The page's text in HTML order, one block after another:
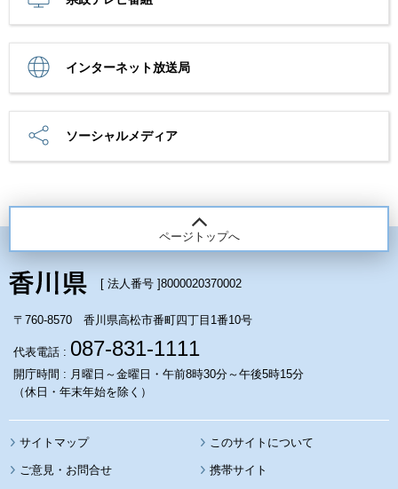
インターネット放送局
ソーシャルメディア
ページトップへ
[ 法人番号 ]8000020370002
〒760-8570 香川県高松市番町四丁目1番10号
代表電話 : 087-831-1111
開庁時間 : 月曜日～金曜日・午前8時30分～午後5時15分
（休日・年末年始を除く）
サイトマップ このサイトについて
携帯サイト